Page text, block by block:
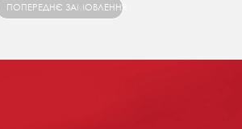
ПОПЕРЕДНЄ ЗАМОВЛЕННЯ